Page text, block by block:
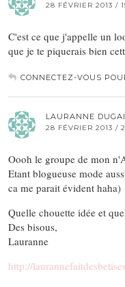
28 FÉVRIER 2013 /
C'est ce que j'appelle un
que je te piquerais bien
CONNECTEZ-VOUS
LAURANNE
28 FÉVRIER 2013 /
Oooh le groupe de mon
Etant blogueuse mode
ca me parait évident haha)
Quelle chouette idée et
Des bisous,
Lauranne
http://